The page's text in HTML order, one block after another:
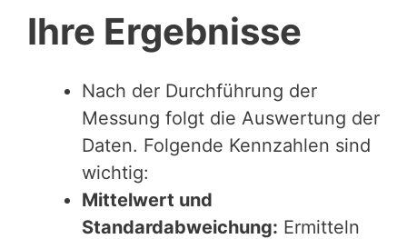
Ihre Ergebnisse
Nach der Durchführung der
Messung folgt die Auswertung der
Daten. Folgende Kennzahlen sind
wichtig:
Mittelwert und
Standardabweichung: Ermitteln